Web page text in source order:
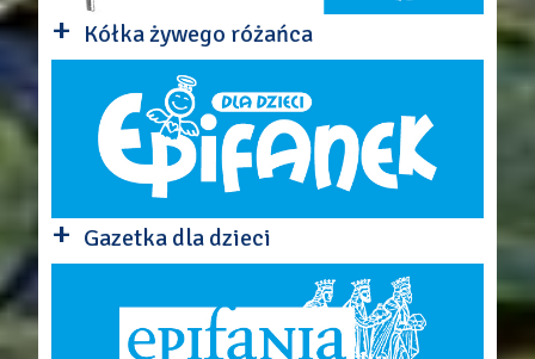
+ Kółka żywego różańca
+ Gazetka dla dzieci